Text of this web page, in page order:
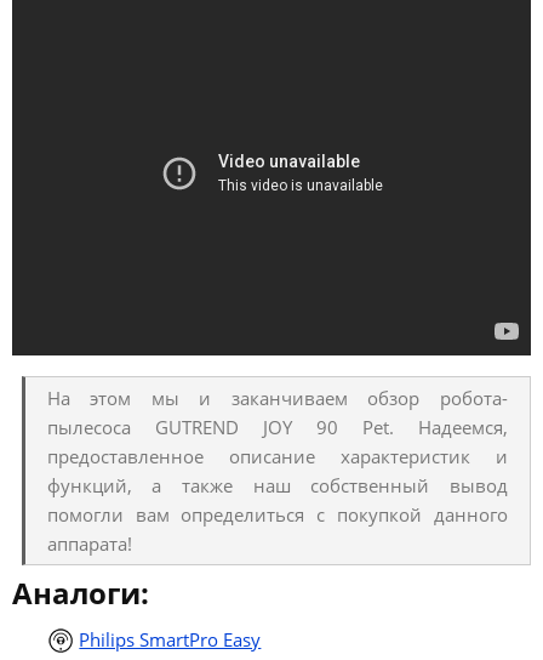
На этом мы и заканчиваем обзор робота-
пылесоса GUTREND JOY 90 Pet. Надеемся,
предоставленное описание характеристик и
функций, а также наш собственный вывод
помогли вам определиться с покупкой данного
аппарата!
Аналоги:
Philips SmartPro Easy